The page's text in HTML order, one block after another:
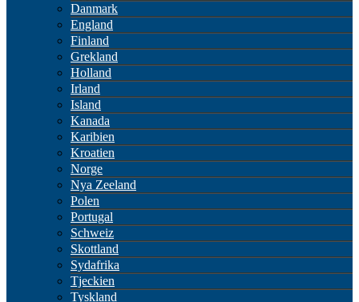
Danmark
England
Finland
Grekland
Holland
Irland
Island
Kanada
Karibien
Kroatien
Norge
Nya Zeeland
Polen
Portugal
Schweiz
Skottland
Sydafrika
Tjeckien
Tyskland